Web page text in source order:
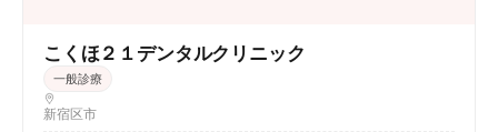
こくほ２１デンタルクリニック
一般診療
新宿区市